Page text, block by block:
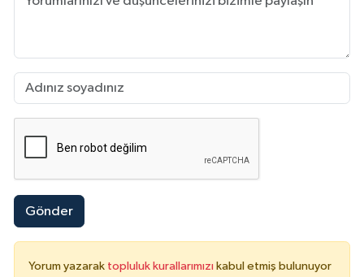
Gönder
Yorum yazarak topluluk kurallarımızı kabul etmiş bulunuyor